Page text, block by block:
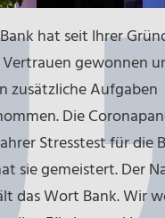
hat seit Ihrer
gewonnen
zusätzliche Aufgaben
Die
Stresstest für die
sie gemeistert. Der
das Wort Bank. Wir